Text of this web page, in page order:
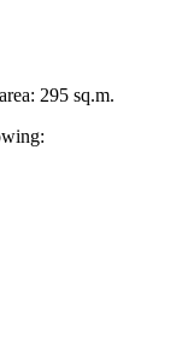
295 sq.m.